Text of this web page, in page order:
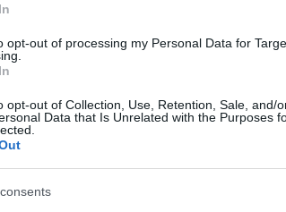
opt-out of processing my Personal Data for
opt-out of Collection, Use, Retention, Sale, and/
Data that Is Unrelated with the Purposes
mellett a United szurkolói még arra
on is!
működését!